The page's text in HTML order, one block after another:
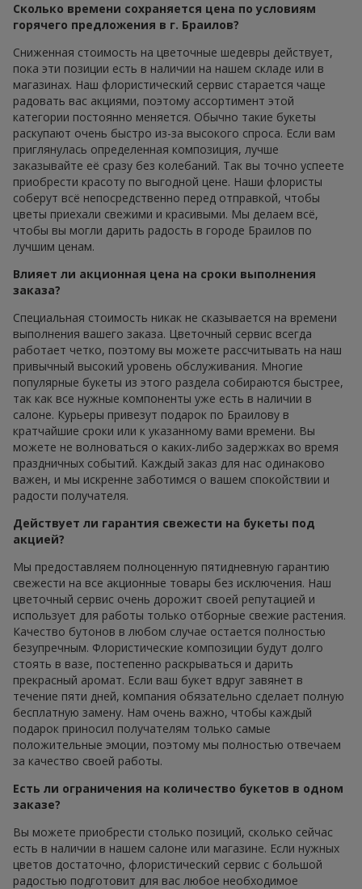
Сколько времени сохраняется цена по условиям
горячего предложения в г. Браилов?
Сниженная стоимость на цветочные шедевры действует,
пока эти позиции есть в наличии на нашем складе или в
магазинах. Наш флористический сервис старается чаще
радовать вас акциями, поэтому ассортимент этой
категории постоянно меняется. Обычно такие букеты
раскупают очень быстро из-за высокого спроса. Если вам
приглянулась определенная композиция, лучше
заказывайте её сразу без колебаний. Так вы точно успеете
приобрести красоту по выгодной цене. Наши флористы
соберут всё непосредственно перед отправкой, чтобы
цветы приехали свежими и красивыми. Мы делаем всё,
чтобы вы могли дарить радость в городе Браилов по
лучшим ценам.
Влияет ли акционная цена на сроки выполнения
заказа?
Специальная стоимость никак не сказывается на времени
выполнения вашего заказа. Цветочный сервис всегда
работает четко, поэтому вы можете рассчитывать на наш
привычный высокий уровень обслуживания. Многие
популярные букеты из этого раздела собираются быстрее,
так как все нужные компоненты уже есть в наличии в
салоне. Курьеры привезут подарок по Браилову в
кратчайшие сроки или к указанному вами времени. Вы
можете не волноваться о каких-либо задержках во время
праздничных событий. Каждый заказ для нас одинаково
важен, и мы искренне заботимся о вашем спокойствии и
радости получателя.
Действует ли гарантия свежести на букеты под
акцией?
Мы предоставляем полноценную пятидневную гарантию
свежести на все акционные товары без исключения. Наш
цветочный сервис очень дорожит своей репутацией и
использует для работы только отборные свежие растения.
Качество бутонов в любом случае остается полностью
безупречным. Флористические композиции будут долго
стоять в вазе, постепенно раскрываться и дарить
прекрасный аромат. Если ваш букет вдруг завянет в
течение пяти дней, компания обязательно сделает полную
бесплатную замену. Нам очень важно, чтобы каждый
подарок приносил получателям только самые
положительные эмоции, поэтому мы полностью отвечаем
за качество своей работы.
Есть ли ограничения на количество букетов в одном
заказе?
Вы можете приобрести столько позиций, сколько сейчас
есть в наличии в нашем салоне или магазине. Если нужных
цветов достаточно, флористический сервис с большой
радостью подготовит для вас любое необходимое